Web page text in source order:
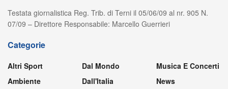
Testata giornalistica Reg. Trib. di Terni il 05/06/09 al nr. 905 N.
07/09 – Direttore Responsabile: Marcello Guerrieri
Categorie
Altri Sport
Ambiente
Dal Mondo
Dall'Italia
Musica E Concerti
News